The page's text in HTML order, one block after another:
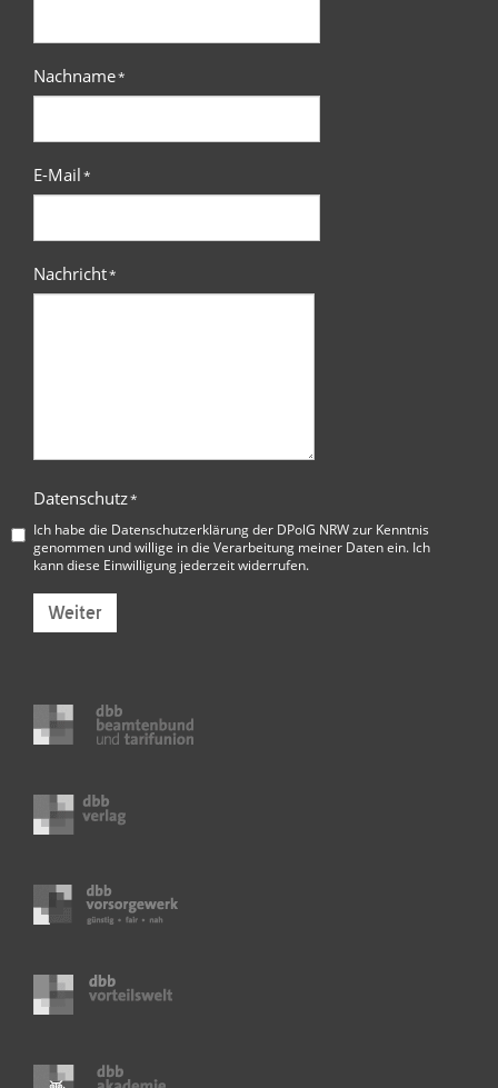
Nachname*
E-Mail*
Nachricht*
Datenschutz*
Ich habe die Datenschutzerklärung der DPolG NRWzur Kenntnis
genommen und willige in die Verarbeitung meiner Daten ein. Ich
kann diese Einwilligung jederzeit widerrufen.
Weiter